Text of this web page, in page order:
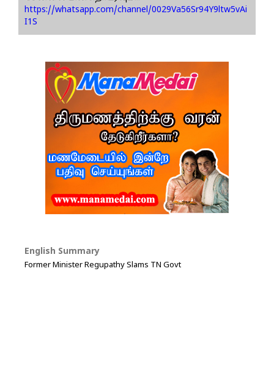
https://whatsapp.com/channel/0029Va56Sr94Y9ltw5vAi
I1S
English Summary
Former Minister Regupathy Slams TN Govt